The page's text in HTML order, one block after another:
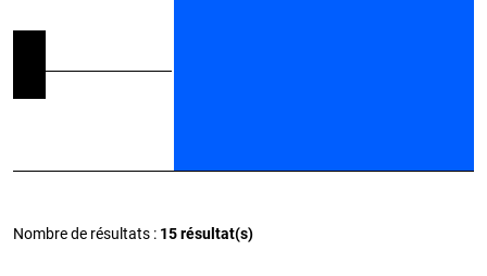
Nombre de résultats : 15 résultat(s)